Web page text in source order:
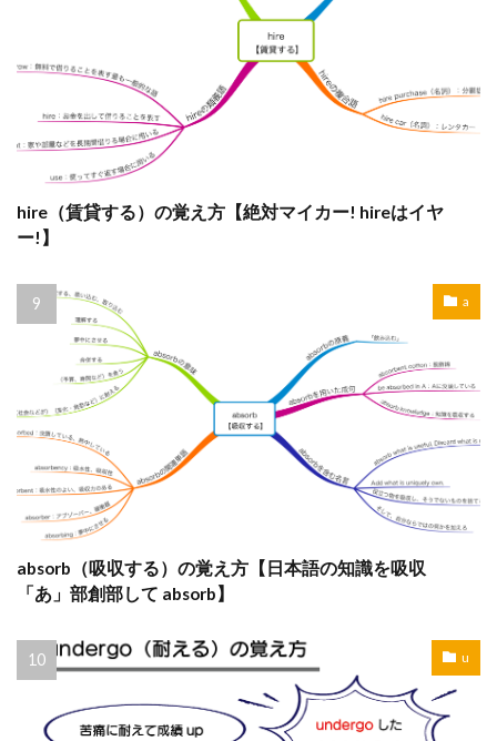
hire（賃貸する）の覚え方【絶対マイカー! hireはイヤ
ー!】
a
absorb（吸収する）の覚え方【日本語の知識を吸収
「あ」部創部して absorb】
u